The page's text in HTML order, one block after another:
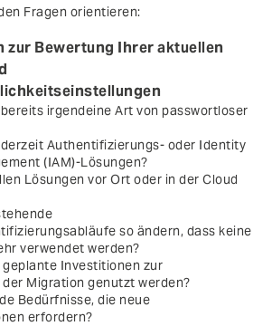
Fragen orientieren:
zur Bewertung Ihrer aktuellen
irgendeine Art von passwortloser
derzeit Authentifizierungs- oder Identity
(IAM)-Lösungen?
Lösungen vor Ort oder in der Cloud
so ändern, dass keine
verwendet werden?
geplante Investitionen zur
Migration genutzt werden?
Bedürfnisse, die neue
erfordern?